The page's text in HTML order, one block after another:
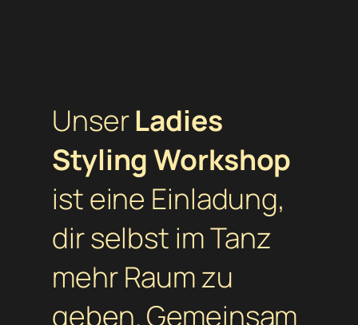
UnserLadies
Styling Workshop
ist eine Einladung,
dir selbst im Tanz
mehr Raum zu
geben. Gemeinsam